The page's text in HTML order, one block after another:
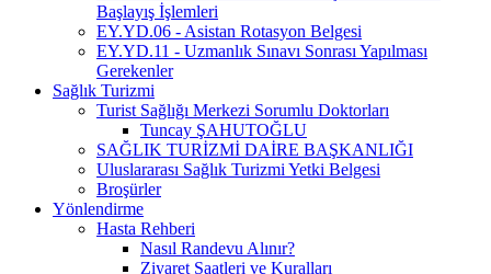
Başlayış İşlemleri
EY.YD.06 - Asistan Rotasyon Belgesi
EY.YD.11 - Uzmanlık Sınavı Sonrası Yapılması
Gerekenler
Sağlık Turizmi
Turist Sağlığı Merkezi Sorumlu Doktorları
Tuncay ŞAHUTOĞLU
SAĞLIK TURİZMİ DAİRE BAŞKANLIĞI
Uluslararası Sağlık Turizmi Yetki Belgesi
Broşürler
Yönlendirme
Hasta Rehberi
Nasıl Randevu Alınır?
Ziyaret Saatleri ve Kuralları